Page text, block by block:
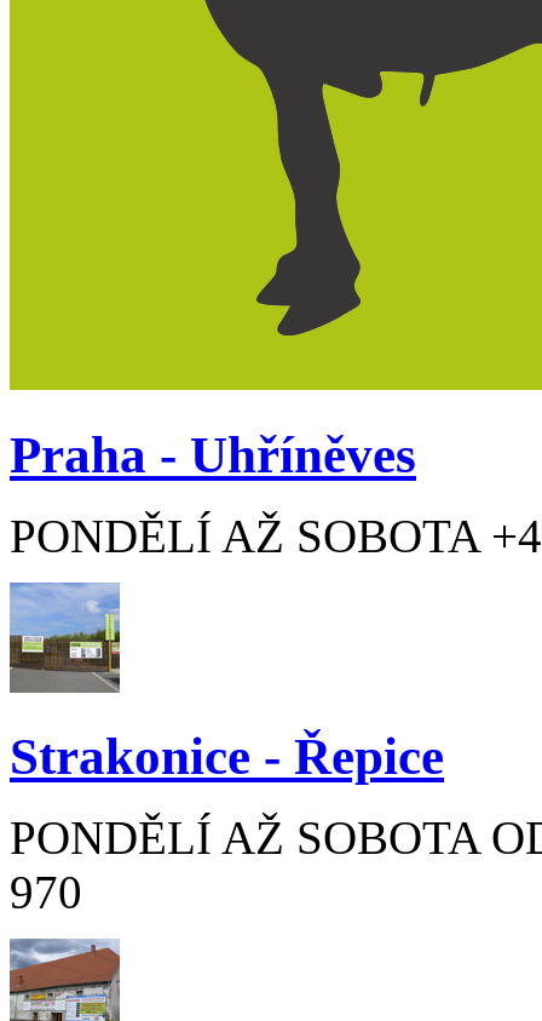
Praha - Uhříněves
PONDĚLÍ AŽ SOBOTA
Strakonice - Řepice
PONDĚLÍ AŽ SOBOTA
970